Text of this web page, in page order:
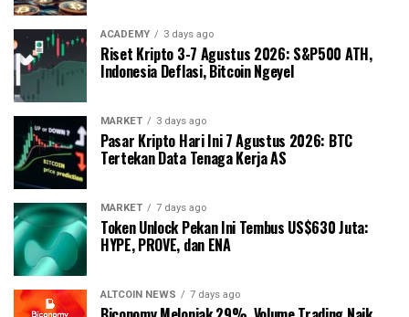
ACADEMY 3 days ago
Riset Kripto 3-7 Agustus 2026: S&P500 ATH,
Indonesia Deflasi, Bitcoin Ngeyel
MARKET 3 days ago
Pasar Kripto Hari Ini 7 Agustus 2026: BTC
Tertekan Data Tenaga Kerja AS
MARKET 7 days ago
Token Unlock Pekan Ini Tembus US$630 Juta:
HYPE, PROVE, dan ENA
ALTCOIN NEWS 7 days ago